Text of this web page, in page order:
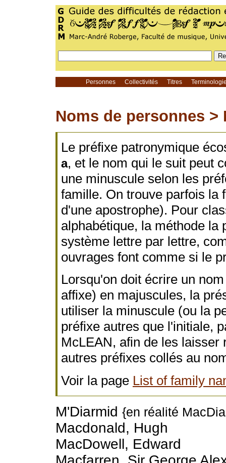
Personnes Collectivités Titres
Noms de personnes >
Le préfixe patronymique
a, et le nom qui le suit peut
une minuscule selon les
famille. On trouve parfois la
d'une apostrophe). Pour
alphabétique, la méthode
système lettre par lettre,
ouvrages font comme si le
Lorsqu'on doit écrire un
affixe) en majuscules, la
utiliser la minuscule (ou la
préfixe autres que l'initiale,
McLEAN, afin de les
autres préfixes collés au
Voir la page List of family
M'Diarmid {en réalité
Macdonald, Hugh
MacDowell, Edward